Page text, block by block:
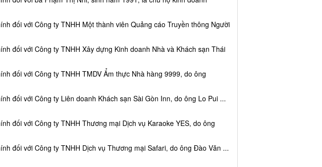
đối với Công ty TNHH Một thành viên Quảng cáo Truyền thông Người
đối với Công ty TNHH Xây dựng Kinh doanh Nhà và Khách sạn Thái
đối với Công ty TNHH TMDV Ẩm thực Nhà hàng 9999, do ông
đối với Công ty Liên doanh Khách sạn Sài Gòn Inn, do ông Lo Pui ...
đối với Công ty TNHH Thương mại Dịch vụ Karaoke YES, do ông
đối với Công ty TNHH Dịch vụ Thương mại Safari, do ông Đào Văn ...